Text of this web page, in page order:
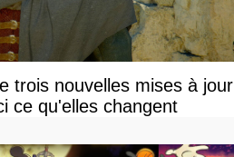
trois nouvelles mises à jour
ce qu'elles changent